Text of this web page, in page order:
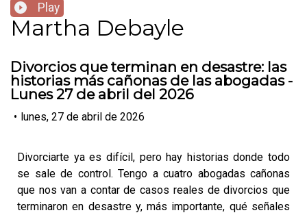
Play
Martha Debayle
Divorcios que terminan en desastre: las
historias más cañonas de las abogadas -
Lunes 27 de abril del 2026
• lunes, 27 de abril de 2026
Divorciarte ya es difícil, pero hay historias donde todo
se sale de control. Tengo a cuatro abogadas cañonas
que nos van a contar de casos reales de divorcios que
terminaron en desastre y, más importante, qué señales